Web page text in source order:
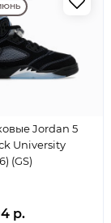
Jordan 5
University
(GS)
р.